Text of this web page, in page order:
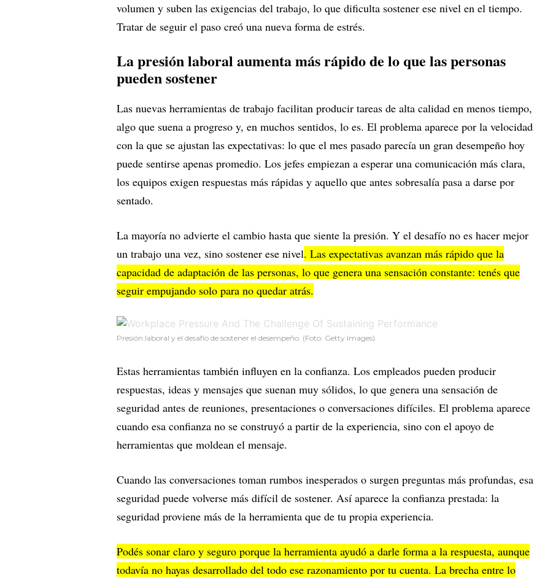
volumen y suben las exigencias del trabajo, lo que dificulta sostener ese nivel en el tiempo.
Tratar de seguir el paso creó una nueva forma de estrés.
La presión laboral aumenta más rápido de lo que las personas
pueden sostener
Las nuevas herramientas de trabajo facilitan producir tareas de alta calidad en menos tiempo,
algo que suena a progreso y, en muchos sentidos, lo es. El problema aparece por la velocidad
con la que se ajustan las expectativas: lo que el mes pasado parecía un gran desempeño hoy
puede sentirse apenas promedio. Los jefes empiezan a esperar una comunicación más clara,
los equipos exigen respuestas más rápidas y aquello que antes sobresalía pasa a darse por
sentado.
La mayoría no advierte el cambio hasta que siente la presión. Y el desafío no es hacer mejor
un trabajo una vez, sino sostener ese nivel. Las expectativas avanzan más rápido que la
capacidad de adaptación de las personas, lo que genera una sensación constante: tenés que
seguir empujando solo para no quedar atrás.
Presión laboral y el desafío de sostener el desempeño. (Foto: Getty Images).
Estas herramientas también influyen en la confianza. Los empleados pueden producir
respuestas, ideas y mensajes que suenan muy sólidos, lo que genera una sensación de
seguridad antes de reuniones, presentaciones o conversaciones difíciles. El problema aparece
cuando esa confianza no se construyó a partir de la experiencia, sino con el apoyo de
herramientas que moldean el mensaje.
Cuando las conversaciones toman rumbos inesperados o surgen preguntas más profundas, esa
seguridad puede volverse más difícil de sostener. Así aparece la confianza prestada: la
seguridad proviene más de la herramienta que de tu propia experiencia.
Podés sonar claro y seguro porque la herramienta ayudó a darle forma a la respuesta, aunque
todavía no hayas desarrollado del todo ese razonamiento por tu cuenta. La brecha entre lo